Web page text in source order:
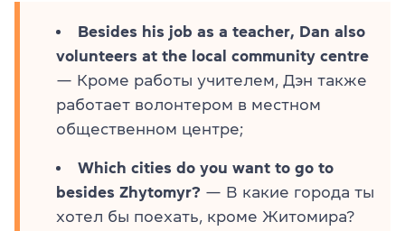
Besides his job as a teacher, Dan also
volunteers at the local community centre
— Кроме работы учителем, Дэн также
работает волонтером в местном
общественном центре;
Which cities do you want to go to
besides Zhytomyr? — В какие города ты
хотел бы поехать, кроме Житомира?